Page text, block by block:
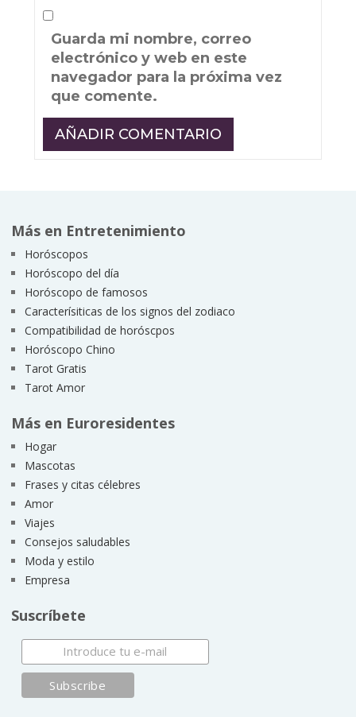
Guarda mi nombre, correo
electrónico y web en este
navegador para la próxima vez
que comente.
Más en Entretenimiento
Horóscopos
Horóscopo del día
Horóscopo de famosos
Caracterísiticas de los signos del zodiaco
Compatibilidad de horóscpos
Horóscopo Chino
Tarot Gratis
Tarot Amor
Más en Euroresidentes
Hogar
Mascotas
Frases y citas célebres
Amor
Viajes
Consejos saludables
Moda y estilo
Empresa
Suscríbete